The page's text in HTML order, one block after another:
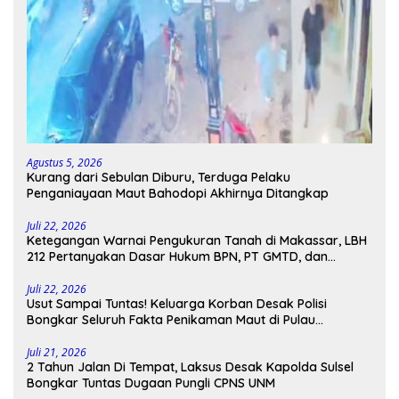
Agustus 5, 2026
Kurang dari Sebulan Diburu, Terduga Pelaku
Penganiayaan Maut Bahodopi Akhirnya Ditangkap
Juli 22, 2026
Ketegangan Warnai Pengukuran Tanah di Makassar, LBH
212 Pertanyakan Dasar Hukum BPN, PT GMTD, dan
Juli 22, 2026
Usut Sampai Tuntas! Keluarga Korban Desak Polisi
Bongkar Seluruh Fakta Penikaman Maut di Pulau
Juli 21, 2026
2 Tahun Jalan Di Tempat, Laksus Desak Kapolda Sulsel
Bongkar Tuntas Dugaan Pungli CPNS UNM